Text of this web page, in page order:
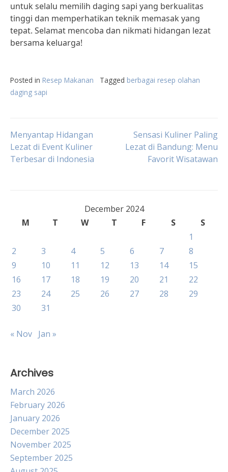
untuk selalu memilih daging sapi yang berkualitas
tinggi dan memperhatikan teknik memasak yang
tepat. Selamat mencoba dan nikmati hidangan lezat
bersama keluarga!
Posted in Resep Makanan Tagged berbagai resep olahan
daging sapi
Post
navigation
Menyantap Hidangan
Lezat di Event Kuliner
Terbesar di Indonesia
Sensasi Kuliner Paling
Lezat di Bandung: Menu
Favorit Wisatawan
December 2024
M
T W T F S
S
1
2
3 4 5 6 7
8
9
10 11 12 13 14
15
16
17 18 19 20 21
22
23
24 25 26 27 28
29
30
31
« Nov Jan »
Archives
March 2026
February 2026
January 2026
December 2025
November 2025
September 2025